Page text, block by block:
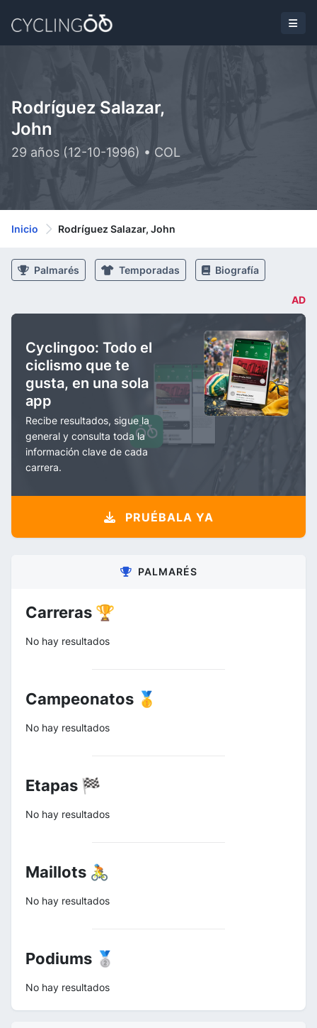
Rodríguez Salazar,
John
29 años (12-10-1996) • COL
Inicio Rodríguez Salazar, John
Palmarés Temporadas Biografía
AD
Cyclingoo: Todo el
ciclismo que te
gusta, en una sola
app
Recibe resultados, sigue la
general y consulta toda la
información clave de cada
carrera.
PRUÉBALA YA
PALMARÉS
Carreras 🏆
No hay resultados
Campeonatos 🥇
No hay resultados
Etapas 🏁
No hay resultados
Maillots 🚴
No hay resultados
Podiums 🥈
No hay resultados